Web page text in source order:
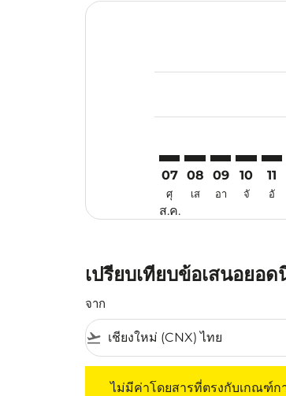
07
ศุ
ส.ค.
08
เส
09
อา
10
จั
11
อั
เปรียบเทียบข้อเสนอยอ
จาก
flight_takeoff
ไม่มีค่าโดยสารที่ตรงกับเกณฑ์